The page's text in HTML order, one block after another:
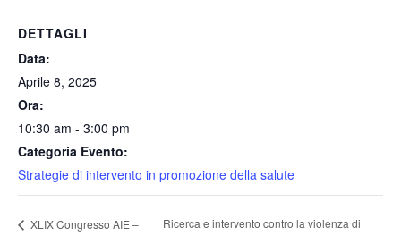
DETTAGLI
Data:
Aprile 8, 2025
Ora:
10:30 am - 3:00 pm
Categoria Evento:
Strategie di intervento in promozione della salute
XLIX Congresso AIE –
Ricerca e intervento contro la violenza di